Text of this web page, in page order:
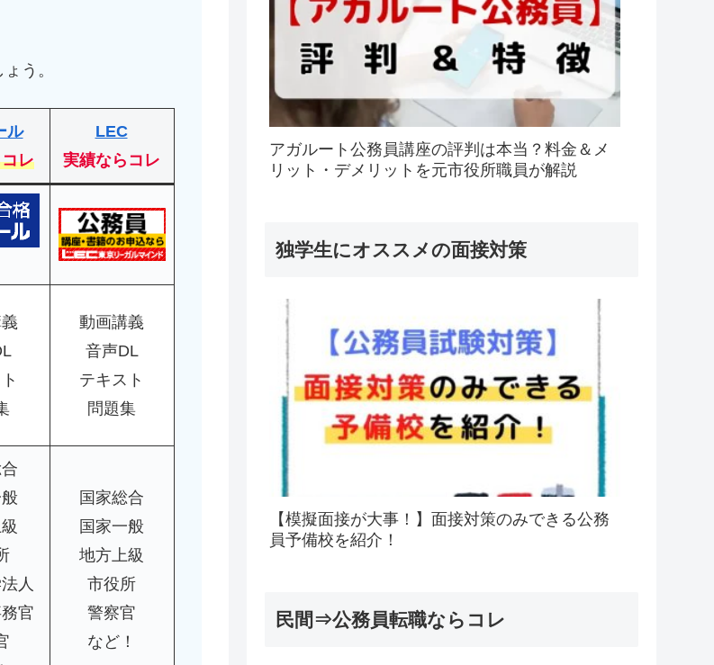
う。
ル
レ
LEC
実績ならコレ
動画講義
音声DL
テキスト
問題集
人
官
国家総合
国家一般
地方上級
市役所
警察官
など！
アガルート公務員講座の評判は本当？料金＆メ
リット・デメリットを元市役所職員が解説
独学生にオススメの面接対策
【模擬面接が大事！】面接対策のみできる公務
員予備校を紹介！
民間⇒公務員転職ならコレ